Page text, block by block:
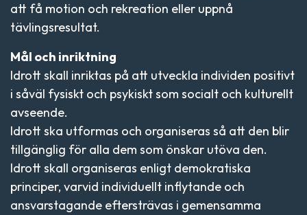
att få motion och rekreation eller uppnå
tävlingsresultat.
Mål och inriktning
Idrott skall inriktas på att utveckla individen positivt
i såväl fysiskt och psykiskt som socialt och kulturellt
avseende.
Idrott ska utformas och organiseras så att den blir
tillgänglig för alla dem som önskar utöva den.
Idrott skall organiseras enligt demokratiska
principer, varvid individuellt inflytande och
ansvarstagande eftersträvas i gemensamma